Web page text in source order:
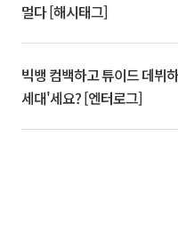
멀다 [해시태그]
빅뱅 컴백하고 튜이드 데뷔
세대'세요? [엔터로그]